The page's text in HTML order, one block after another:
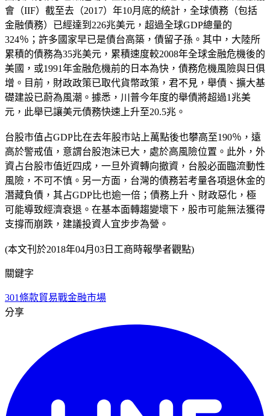
會（IIF）截至去（2017）年10月底的統計，全球債務（包括
金融債務）已經達到226兆美元，超過全球GDP總量的
324％；許多國家早已是債台高築，債留子孫。其中，大陸所
累積的債務為35兆美元，累積速度較2008年全球金融危機後的
美國，或1991年金融危機前的日本為快，債務危機風險與日俱
增。目前，財政政策已取代貨幣政策，君不見，舉債、擴大基
礎建設已蔚為風潮。據悉，川普今年度的舉債將超過1兆美
元，此舉已讓美元債務快速上升至20.5兆。
台股市值占GDP比在去年股市站上萬點後也攀高至190％，遠
高於警戒值，意謂台股泡沫已大，處於高風險位置。此外，外
資占台股市值近四成，一旦外資轉向撤資，台股必面臨流動性
風險，不可不慎。另一方面，台灣的債務若考量各項退休金的
潛藏負債，其占GDP比也逾一倍；債務上升、財政惡化，極
可能導致經濟衰退。在基本面轉趨變壞下，股市可能無法獲得
支撐而崩跌，建議投資人宜步步為營。
(本文刊於2018年04月03日工商時報學者觀點)
關鍵字
301條款貿易戰金融市場
分享